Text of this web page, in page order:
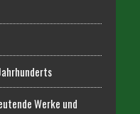
Werke und